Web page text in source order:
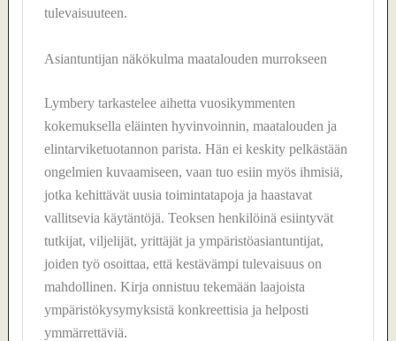
tulevaisuuteen.
Asiantuntijan näkökulma maatalouden murrokseen
Lymbery tarkastelee aihetta vuosikymmenten
kokemuksella eläinten hyvinvoinnin, maatalouden ja
elintarviketuotannon parista. Hän ei keskity pelkästään
ongelmien kuvaamiseen, vaan tuo esiin myös ihmisiä,
jotka kehittävät uusia toimintatapoja ja haastavat
vallitsevia käytäntöjä. Teoksen henkilöinä esiintyvät
tutkijat, viljelijät, yrittäjät ja ympäristöasiantuntijat,
joiden työ osoittaa, että kestävämpi tulevaisuus on
mahdollinen. Kirja onnistuu tekemään laajoista
ympäristökysymyksistä konkreettisia ja helposti
ymmärrettäviä.